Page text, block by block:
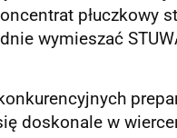
płuczkowy
wymieszać
doskonale w